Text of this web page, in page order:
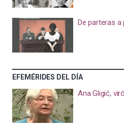
De parteras
EFEMÉRIDES DEL DÍA
Ana Gligić,